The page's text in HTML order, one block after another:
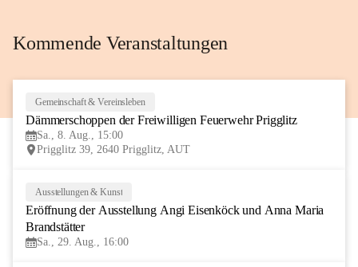
Kommende Veranstaltungen
Gemeinschaft & Vereinsleben
Dämmerschoppen der Freiwilligen Feuerwehr Prigglitz
Sa., 8. Aug., 15:00
Prigglitz 39, 2640 Prigglitz, AUT
AUG
Ausstellungen & Kunst
Eröffnung der Ausstellung Angi Eisenköck und Anna Maria
Brandstätter
Sa., 29. Aug., 16:00